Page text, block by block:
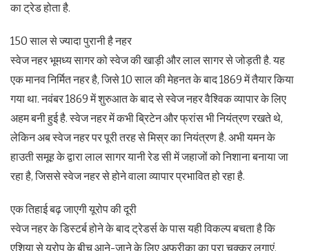
का ट्रेड होता है.
150 साल से ज्यादा पुरानी है नहर
स्वेज नहर भूमध्य सागर को स्वेज की खाड़ी और लाल सागर से जोड़ती है. यह
एक मानव निर्मित नहर है, जिसे 10 साल की मेहनत के बाद 1869 में तैयार किया
गया था. नवंबर 1869 में शुरुआत के बाद से स्वेज नहर वैश्विक व्यापार के लिए
अहम बनी हुई है. स्वेज नहर में कभी ब्रिटेन और फ्रांस भी नियंत्रण रखते थे,
लेकिन अब स्वेज नहर पर पूरी तरह से मिस्र का नियंत्रण है. अभी यमन के
हाउती समूह के द्वारा लाल सागर यानी रेड सी में जहाजों को निशाना बनाया जा
रहा है, जिससे स्वेज नहर से होने वाला व्यापार प्रभावित हो रहा है.
एक तिहाई बढ़ जाएगी यूरोप की दूरी
स्वेज नहर के डिस्टर्ब होने के बाद ट्रेडर्स के पास यही विकल्प बचता है कि
एशिया से यूरोप के बीच आने-जाने के लिए अफ्रीका का पूरा चक्कर लगाएं.